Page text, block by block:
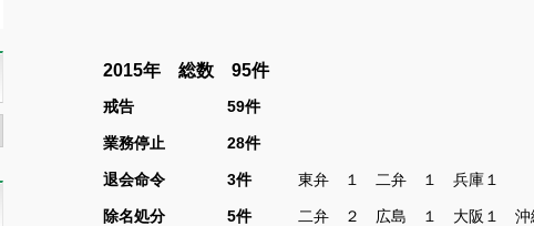
2015年 総数 95件
戒告 59件
業務停止 28件
退会命令 3件 東弁 １ 二弁 １ 兵庫１
除名処分 5件二弁 ２ 広島 １ 大阪１ 沖